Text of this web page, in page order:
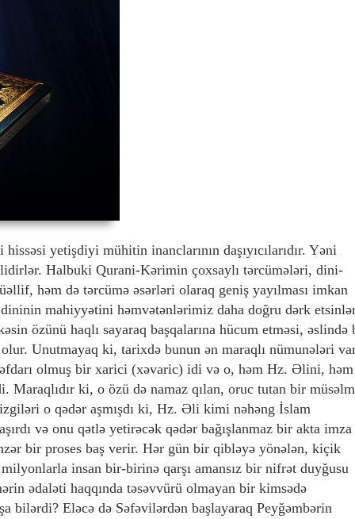
yetişdiyi mühitin inanclarının daşıyıcılarıdır. Yəni
Halbuki Qurani-Kərimin çoxsaylı tərcümələri, dini-
həm də tərcümə əsərləri olaraq geniş yayılması imkan
mahiyyətini həmvətənlərimiz daha doğru dərk
özünü haqlı sayaraq başqalarına hücum etməsi, əslində
olur. Unutmayaq ki, tarixdə bunun ən maraqlı nümunələri
olmuş bir xarici (xəvaric) idi və o, həm Hz. Əlini, həm
Maraqlıdır ki, o özü də namaz qılan, oruc tutan bir
o qədər aşmışdı ki, Hz. Əli kimi nəhəng İslam
və onu qətlə yetirəcək qədər bağışlanmaz bir akta imza
bir proses baş verir. Hər gün bir qibləyə yönələn, kiçik
insan bir-birinə qarşı amansız bir nifrət duyğusu
ədaləti haqqında təsəvvürü olmayan bir kimsədə
bilərdi? Eləcə də Səfəvilərdən başlayaraq Peyğəmbərin